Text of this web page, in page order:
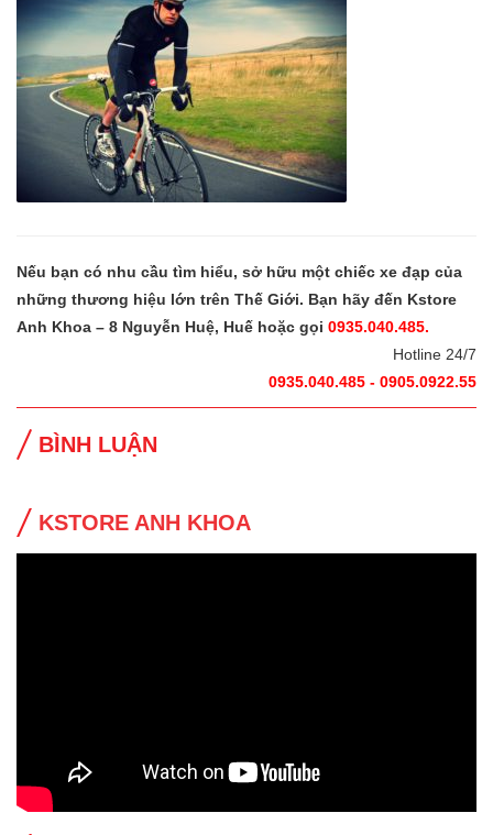
Nếu bạn có nhu cầu tìm hiểu, sở hữu một chiếc xe đạp của
những thương hiệu lớn trên Thế Giới. Bạn hãy đến Kstore
Anh Khoa – 8 Nguyễn Huệ, Huế hoặc gọi 0935.040.485.
Hotline 24/7
0935.040.485 - 0905.0922.55
BÌNH LUẬN
KSTORE ANH KHOA